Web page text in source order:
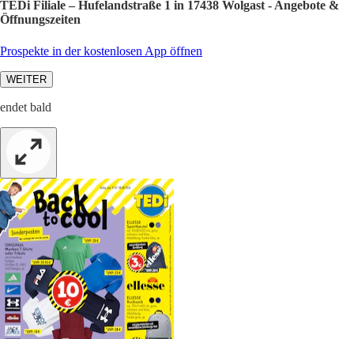
TEDi Filiale – Hufelandstraße 1 in 17438 Wolgast - Angebote &
Öffnungszeiten
Prospekte in der kostenlosen App öffnen
WEITER
endet bald